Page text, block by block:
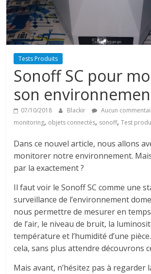
Tests Produits
Sonoff SC pour
son
07/10/2018 Blackir
Aucun
monitoring, objets connectés, sonoff,Test
Dans ce nouvel article, nous allons
monitorer notre environnement.
par la exactement ?
Il faut voir leSonoffSC comme une
surveillance de l’environnement
nous permettre de mesurer en
de l’air, le niveau de bruit, la
température et l’humidité d’une
cela, sans plus attendre découvrons
Mais avant, n’hésitez pas à regarder